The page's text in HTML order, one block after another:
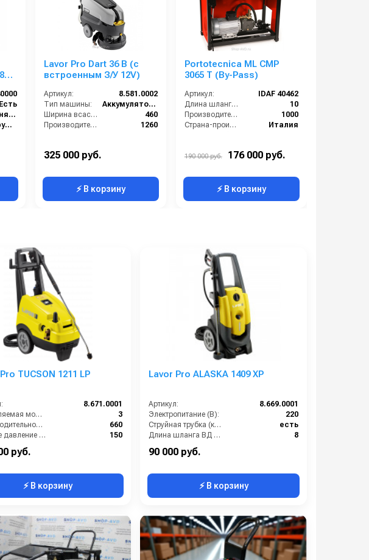
Есть
3/4 наружняя резьба
22х1,5 наружняя резьба
Lavor Pro Dart 36 B (с
встроенным З/У 12V)
Артикул:
8.581.0002
Тип машины:
Аккумуляторная
Ширина всасывающей балки (мм):
460
Производительность по площади (м2/ч):
1260
325 000 руб.
⚡ В корзину
Portotecnica ML CMP
3065 T (By-Pass)
Артикул:
IDAF 40462
Длина шланга ВД (м):
10
Производительность (л/ч):
1000
Страна-производитель:
Италия
190 000 руб. 176 000 руб.
⚡ В корзину
TUCSON 1211 LP
8.671.0001
Потребляемая мощность (кВт):
3
Производительность (л/ч):
660
Рабочее давление (бар):
150
руб.
⚡ В корзину
Lavor Pro ALASKA 1409 XP
Артикул:
8.669.0001
Электропитание (В):
220
Струйная трубка (копьё):
есть
Длина шланга ВД (м):
8
90 000 руб.
⚡ В корзину